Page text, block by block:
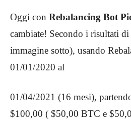
Oggi con Rebalancing Bot
cambiate! Secondo i risultati
immagine sotto), usando
01/01/2020 al
01/04/2021 (16 mesi),
$100,00 ( $50,00 BTC e